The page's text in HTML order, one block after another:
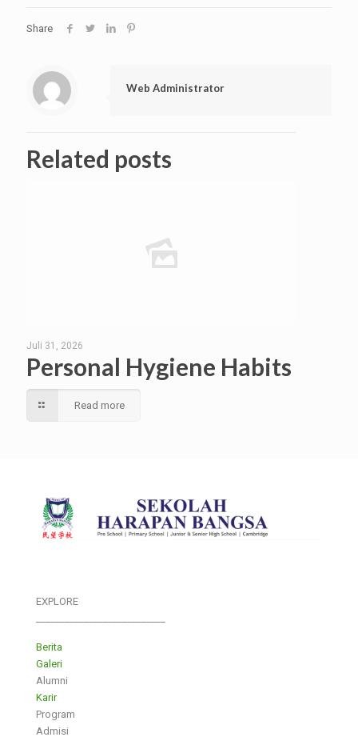
Share
Web Administrator
Related posts
Juli 31, 2026
Personal Hygiene Habits
Read more
EXPLORE
Berita
Galeri
Alumni
Karir
Program
Admisi